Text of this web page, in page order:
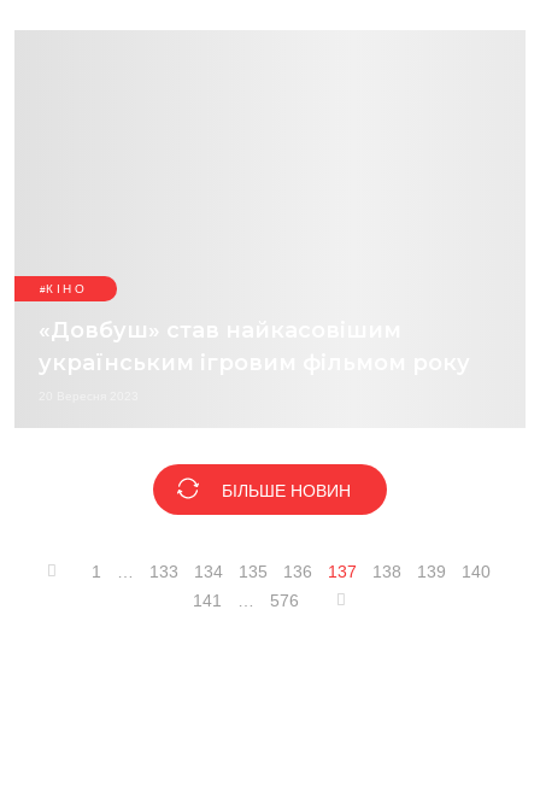
КІНО
«Довбуш» став найкасовішим
українським ігровим фільмом року
БІЛЬШЕ НОВИН
1 133 134 135 136 137 138 139
140
141
576